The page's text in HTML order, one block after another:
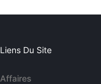
Liens Du Site
Affaires